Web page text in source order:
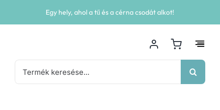
Egy hely, ahol a tű és a cérna csodát alkot!
Keresés...